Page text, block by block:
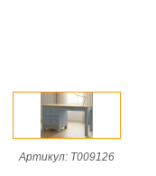
Артикул: Т009126